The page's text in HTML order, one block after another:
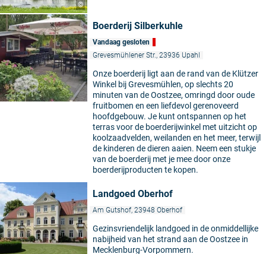
©
Boerderij Silberkuhle
Vandaag gesloten
Grevesmühlener Str., 23936 Upahl
Onze boerderij ligt aan de rand van de Klützer
Winkel bij Grevesmühlen, op slechts 20
minuten van de Oostzee, omringd door oude
fruitbomen en een liefdevol gerenoveerd
hoofdgebouw. Je kunt ontspannen op het
terras voor de boerderijwinkel met uitzicht op
koolzaadvelden, weilanden en het meer, terwijl
de kinderen de dieren aaien. Neem een stukje
van de boerderij met je mee door onze
boerderijproducten te kopen.
Landgoed Oberhof
Am Gutshof, 23948 Oberhof
Gezinsvriendelijk landgoed in de onmiddellijke
nabijheid van het strand aan de Oostzee in
Mecklenburg-Vorpommern.